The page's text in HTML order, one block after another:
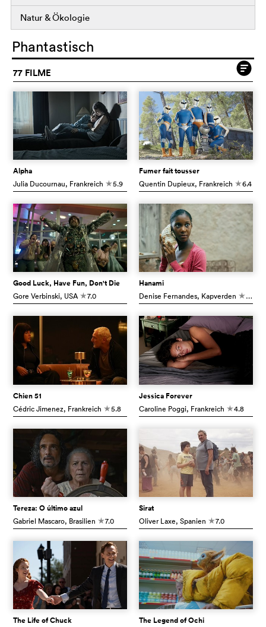
Natur & Ökologie
Phantastisch
77 FILME
Alpha
Julia Ducournau, Frankreich c5.9
Fumer fait tousser
Quentin Dupieux, Frankreich c6.4
Good Luck, Have Fun, Don't Die
Gore Verbinski, USA c7.0
Hanami
Denise Fernandes, Kapverden c6.5
Chien 51
Cédric Jimenez, Frankreich c5.8
Jessica Forever
Caroline Poggi, Frankreich c4.8
Tereza: O último azul
Gabriel Mascaro, Brasilien c7.0
Sirat
Oliver Laxe, Spanien c7.0
The Life of Chuck The Legend of Ochi